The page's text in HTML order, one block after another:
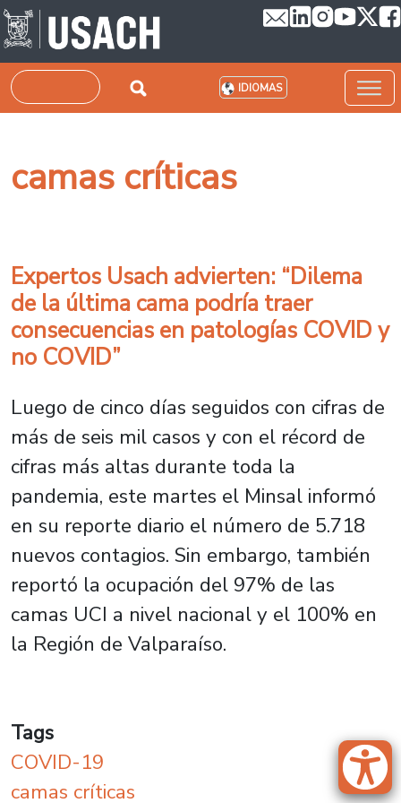
Pasar al contenido principal
Buscar IDIOMAS
camas críticas
Expertos Usach advierten: “Dilema
de la última cama podría traer
consecuencias en patologías COVID y
no COVID”
Luego de cinco días seguidos con cifras de
más de seis mil casos y con el récord de
cifras más altas durante toda la
pandemia, este martes el Minsal informó
en su reporte diario el número de 5.718
nuevos contagios. Sin embargo, también
reportó la ocupación del 97% de las
camas UCI a nivel nacional y el 100% en
la Región de Valparaíso.
Tags
COVID-19
camas críticas